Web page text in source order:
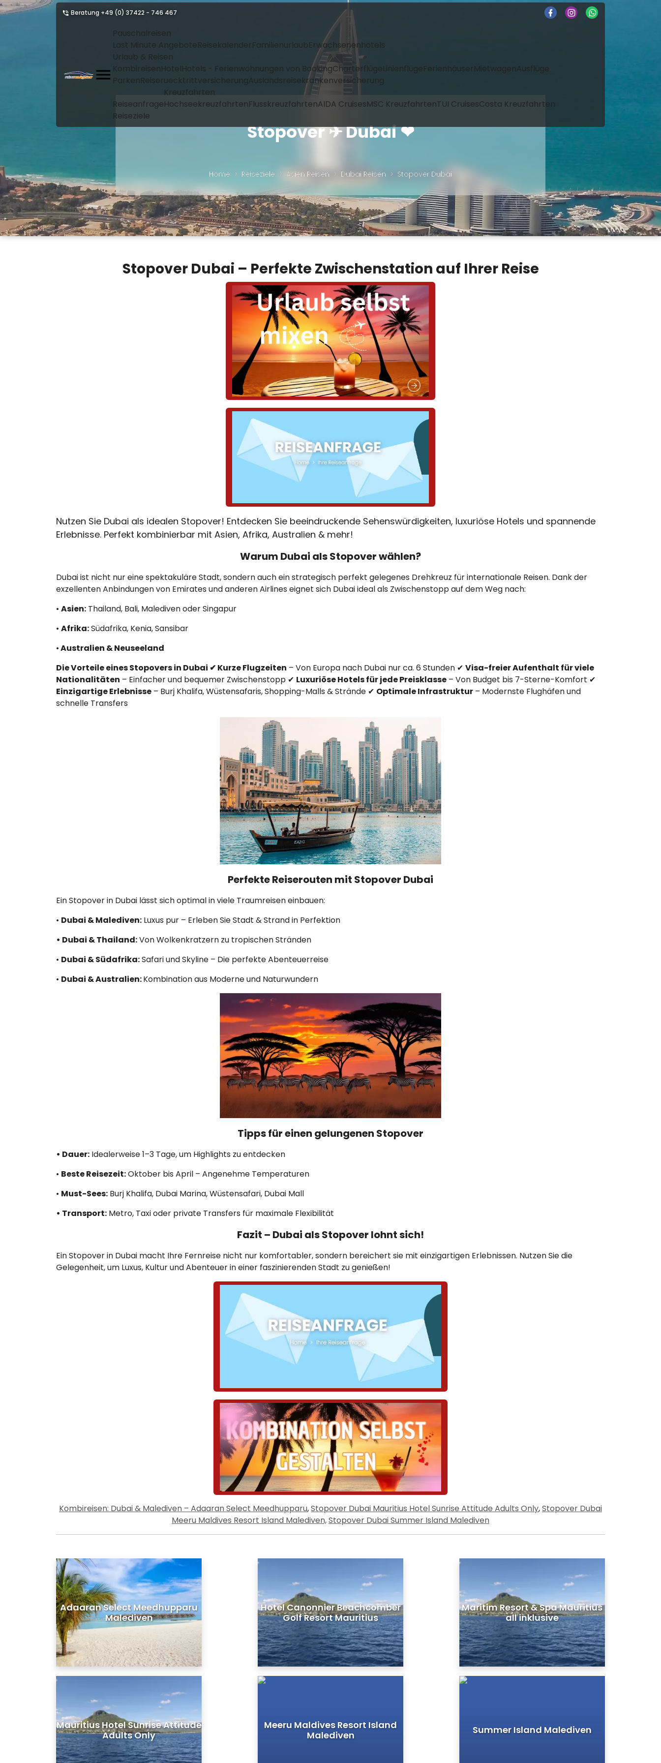
Beratung +49 (0) 37422 - 746 467
Pauschalreisen
Last Minute AngeboteReisekalenderFamilienurlaubErwachsenenhotels
Urlaub & Reisen
KombireisenHotelHotels - Ferienwohnungen von BookingCharterflügeLinienflügeFerienhäuserMietwagenAusflüge
ParkenReiseruecktrittversicherungAuslandsreisekrankenversicherung
Reiseanfrage
Kreuzfahrten
HochseekreuzfahrtenFlusskreuzfahrtenAIDA CruisesMSC KreuzfahrtenTUI CruisesCosta Kreuzfahrten
Reiseziele
Stopover ✈ Dubai ❤
Home Reiseziele Asien Reisen Dubai Reisen Stopover Dubai
Stopover Dubai – Perfekte Zwischenstation auf Ihrer Reise
Nutzen Sie Dubai als idealen Stopover! Entdecken Sie beeindruckende Sehenswürdigkeiten, luxuriöse Hotels und spannende
Erlebnisse. Perfekt kombinierbar mit Asien, Afrika, Australien & mehr!
Warum Dubai als Stopover wählen?
Dubai ist nicht nur eine spektakuläre Stadt, sondern auch ein strategisch perfekt gelegenes Drehkreuz für internationale Reisen. Dank der
exzellenten Anbindungen von Emirates und anderen Airlines eignet sich Dubai ideal als Zwischenstopp auf dem Weg nach:
• Asien: Thailand, Bali, Malediven oder Singapur
• Afrika:Südafrika, Kenia, Sansibar
•Australien & Neuseeland
Die Vorteile eines Stopovers in Dubai ✔ Kurze Flugzeiten – Von Europa nach Dubai nur ca. 6 Stunden ✔ Visa-freier Aufenthalt für viele
Nationalitäten – Einfacher und bequemer Zwischenstopp ✔ Luxuriöse Hotels für jede Preisklasse – Von Budget bis 7-Sterne-Komfort ✔
Einzigartige Erlebnisse – Burj Khalifa, Wüstensafaris, Shopping-Malls & Strände ✔ Optimale Infrastruktur – Modernste Flughäfen und
schnelle Transfers
Perfekte Reiserouten mit Stopover Dubai
Ein Stopover in Dubai lässt sich optimal in viele Traumreisen einbauen:
• Dubai & Malediven: Luxus pur – Erleben Sie Stadt & Strand in Perfektion
• Dubai & Thailand:Von Wolkenkratzern zu tropischen Stränden
• Dubai & Südafrika:Safari und Skyline – Die perfekte Abenteuerreise
• Dubai & Australien:Kombination aus Moderne und Naturwundern
Tipps für einen gelungenen Stopover
• Dauer: Idealerweise 1–3 Tage, um Highlights zu entdecken
• Beste Reisezeit:Oktober bis April – Angenehme Temperaturen
• Must-Sees: Burj Khalifa, Dubai Marina, Wüstensafari, Dubai Mall
• Transport: Metro, Taxi oder private Transfers für maximale Flexibilität
Fazit – Dubai als Stopover lohnt sich!
Ein Stopover in Dubai macht Ihre Fernreise nicht nur komfortabler, sondern bereichert sie mit einzigartigen Erlebnissen. Nutzen Sie die
Gelegenheit, um Luxus, Kultur und Abenteuer in einer faszinierenden Stadt zu genießen!
Kombireisen: Dubai & Malediven – Adaaran Select Meedhupparu,Stopover Dubai Mauritius Hotel Sunrise Attitude Adults Only,Stopover Dubai
Meeru Maldives Resort Island Malediven,Stopover Dubai Summer Island Malediven
Adaaran Select Meedhupparu
Malediven
Hotel Canonnier Beachcomber
Golf Resort Mauritius
Maritim Resort & Spa Mauritius
all inklusive
Mauritius Hotel Sunrise Attitude
Adults Only
Meeru Maldives Resort Island
Malediven
Summer Island Malediven